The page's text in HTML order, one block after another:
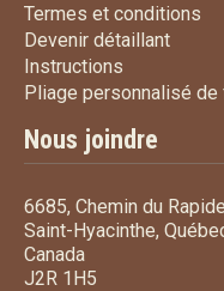
Termes et conditions
Devenir détaillant
Instructions
Pliage personnalisé
Nous joindre
6685, Chemin du
Saint-Hyacinthe,
Canada
J2R 1H5